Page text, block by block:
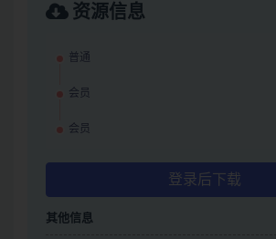
资源信息
普通
会员
会员
登录后下载
其他信息